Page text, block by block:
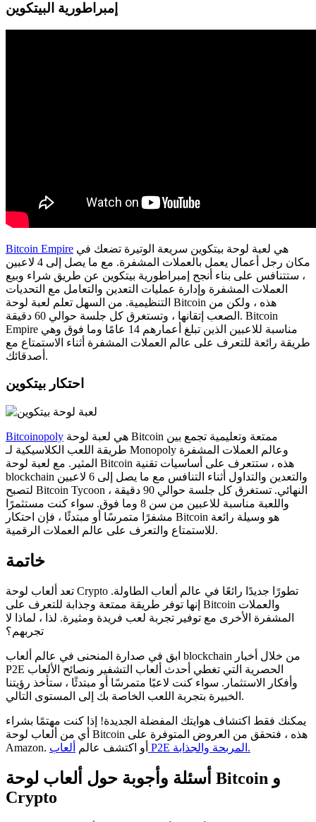
إمبراطورية البيتكوين
Bitcoin Empire
مكان رجل أعمال يعمل بالعملات المشفرة. مع ما يصل إلى 4 لاعبين
، ستتنافس على بناء أنجح إمبراطورية بيتكوين عن طريق شراء وبيع
العملات المشفرة وإدارة عمليات التعدين والتعامل مع التحديات
التنظيمية. من السهل تعلم لعبة لوحة Bitcoin هذه ، ولكن من
الصعب إتقانها ، وتستغرق كل جلسة حوالي 60 دقيقة. Bitcoin
Empire مناسبة للاعبين الذين تبلغ أعمارهم 14 عامًا وما فوق وهي
طريقة رائعة للتعرف على عالم العملات المشفرة أثناء الاستمتاع مع
أصدقائك.
احتكار بيتكوين
Bitcoinopoly
طريقة اللعب الكلاسيكية لـ Monopoly وعالم العملات المشفرة
المثير. مع لعبة لوحة Bitcoin هذه ، ستتعرف على أساسيات تقنية
blockchain والتعدين والتداول أثناء التنافس مع ما يصل إلى 6 لاعبين
لتصبح Bitcoin Tycoon النهائي. تستغرق كل جلسة حوالي 90 دقيقة ،
واللعبة مناسبة للاعبين من سن 8 وما فوق. سواء كنت مستثمرًا
مشفرًا متمرسًا أو مبتدئًا ، فإن احتكار Bitcoin هو وسيلة رائعة
للاستمتاع والتعرف على عالم العملات الرقمية.
خاتمة
تعد ألعاب لوحة Crypto تطورًا جديدًا رائعًا في عالم ألعاب الطاولة.
إنها توفر طريقة ممتعة وجذابة للتعرف على Bitcoin والعملات
المشفرة الأخرى مع توفير تجربة لعب فريدة ومثيرة. لذا ، لماذا لا
تجربهم؟
ابق في صدارة المنحنى في عالم ألعاب blockchain من خلال أخبار
P2E الحصرية التي تغطي أحدث ألعاب التشفير ونصائح الألعاب
وأفكار الاستثمار. سواء كنت لاعبًا متمرسًا أو مبتدئًا ، ستأخذ رؤيتنا
الخبيرة بتجربة اللعب الخاصة بك إلى المستوى التالي.
يمكنك فقط اكتشاف هوايتك المفضلة الجديدة! إذا كنت مهتمًا بشراء
أي من ألعاب لوحة Bitcoin هذه ، فتحقق من العروض المتوفرة على
Amazon. أو اكتشف عالم
ألعاب P2E المربحة والجذابة.
أسئلة وأجوبة حول ألعاب لوحة Bitcoin و
Crypto